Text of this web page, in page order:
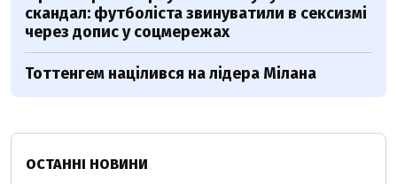
скандал: футболіста звинуватили в сексизмі
через допис у соцмережах
Тоттенгем націлився на лідера Мілана
ОСТАННІ НОВИНИ